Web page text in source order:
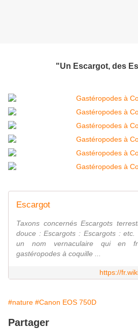
"Un Escargot, des
Escargot
Taxons concernés Escargots
douce : Escargots : Escargots :
un nom vernaculaire qui en
gastéropodes à coquille ...
https://
#nature #Canon EOS 750D
Partager